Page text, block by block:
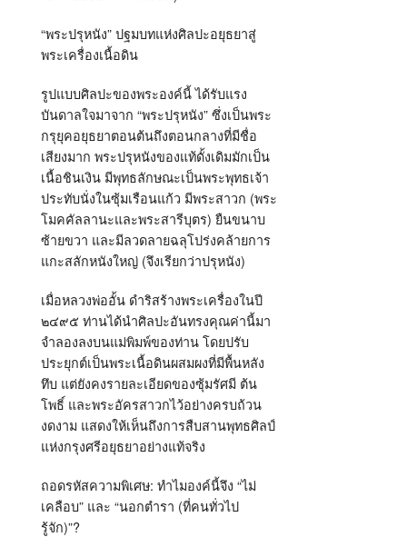
“พระปรุหนัง” ปฐมบทแห่งศิลปะอยุธยาสู่
พระเครื่องเนื้อดิน
รูปแบบศิลปะของพระองค์นี้ ได้รับแรง
บันดาลใจมาจาก “พระปรุหนัง” ซึ่งเป็นพระ
กรุยุคอยุธยาตอนต้นถึงตอนกลางที่มีชื่อ
เสียงมาก พระปรุหนังของแท้ดั้งเดิมมักเป็น
เนื้อชินเงิน มีพุทธลักษณะเป็นพระพุทธเจ้า
ประทับนั่งในซุ้มเรือนแก้ว มีพระสาวก (พระ
โมคคัลลานะและพระสารีบุตร) ยืนขนาบ
ซ้ายขวา และมีลวดลายฉลุโปร่งคล้ายการ
แกะสลักหนังใหญ่ (จึงเรียกว่าปรุหนัง)
เมื่อหลวงพ่ออั้น ดำริสร้างพระเครื่องในปี
๒๔๙๕ ท่านได้นำศิลปะอันทรงคุณค่านี้มา
จำลองลงบนแม่พิมพ์ของท่าน โดยปรับ
ประยุกต์เป็นพระเนื้อดินผสมผงที่มีพื้นหลัง
ทึบ แต่ยังคงรายละเอียดของซุ้มรัศมี ต้น
โพธิ์ และพระอัครสาวกไว้อย่างครบถ้วน
งดงาม แสดงให้เห็นถึงการสืบสานพุทธศิลป์
แห่งกรุงศรีอยุธยาอย่างแท้จริง
ถอดรหัสความพิเศษ: ทำไมองค์นี้จึง “ไม่
เคลือบ” และ “นอกตำรา (ที่คนทั่วไป
รู้จัก)”?